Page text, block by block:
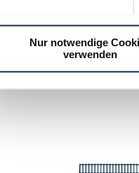
Nur notwendige
verwenden